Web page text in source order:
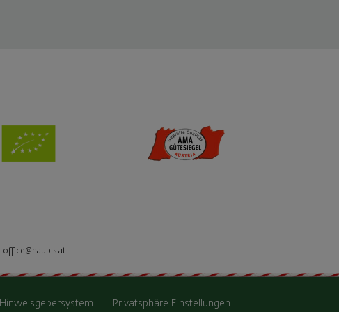
office@haubis.at
Hinweisgebersystem Privatsphäre Einstellungen